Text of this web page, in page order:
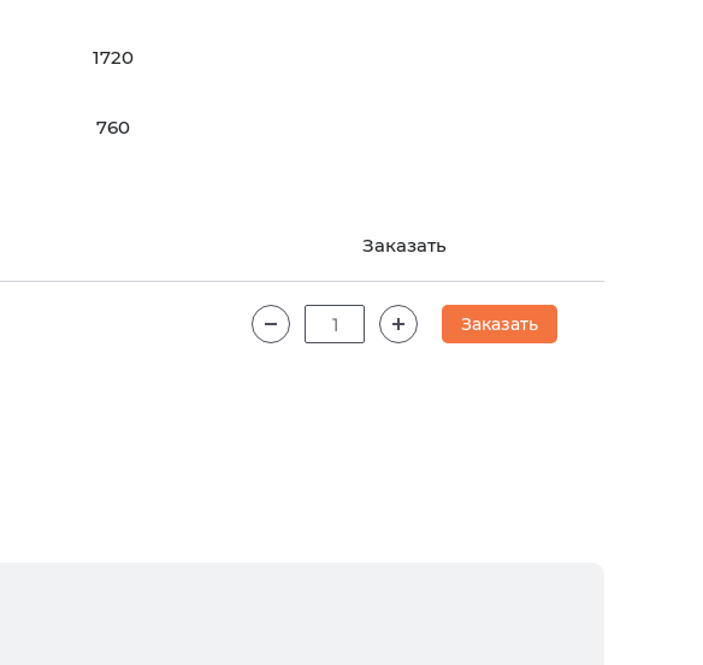
1720
760
Заказать
Заказать